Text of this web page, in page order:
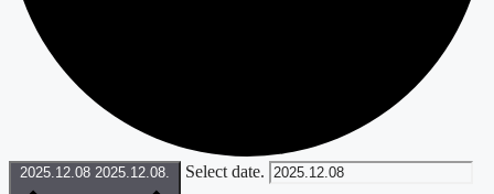
2025.12.08 2025.12.08. Select date.